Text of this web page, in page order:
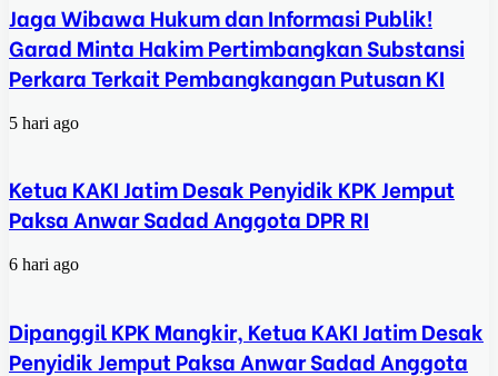
Jaga Wibawa Hukum dan Informasi Publik!
Garad Minta Hakim Pertimbangkan Substansi
Perkara Terkait Pembangkangan Putusan KI
5 hari ago
Ketua KAKI Jatim Desak Penyidik KPK Jemput
Paksa Anwar Sadad Anggota DPR RI
6 hari ago
Dipanggil KPK Mangkir, Ketua KAKI Jatim Desak
Penyidik Jemput Paksa Anwar Sadad Anggota